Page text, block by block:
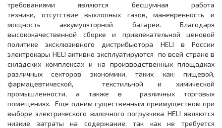
требованиями являются бесшумная работа
техники, отсутствие выхлопных газов, маневренность и
мощность аккумуляторной батареи. Благодаря
высококачественной сборке и привлекательной ценовой
политике эксклюзивного дистрибьютора HELI в России
электрокары HELI активно эксплуатируются по всей стране в
складских комплексах и на производственных площадках
различных секторов экономики, таких как: пищевой,
фармацевтической, текстильной и химической
промышленности, а также в различных торговых
помещениях. Еще одним существенным преимуществом при
выборе электрического вилочного погрузчика HELI являются
низкие затраты на содержание, так как не требуется